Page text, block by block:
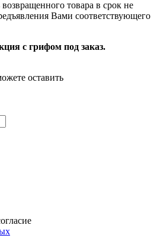
товара в срок не
Вами соответствующего
с грифом под заказ.
оставить